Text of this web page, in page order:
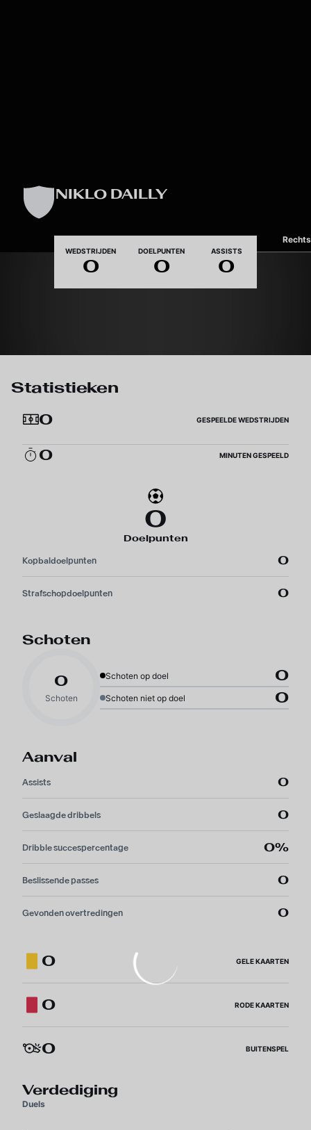
NIKLO DAILLY
Rechts
WEDSTRIJDEN
0
DOELPUNTEN
0
ASSISTS
0
Statistieken
0
GESPEELDE WEDSTRIJDEN
0 MINUTEN GESPEELD
0
Doelpunten
Kopbaldoelpunten 0
Strafschopdoelpunten 0
Schoten
0
Schoten
Schoten op doel 0
Schoten niet op doel 0
Aanval
Assists 0
Geslaagde dribbels 0
Dribble succespercentage 0%
Beslissende passes 0
Gevonden overtredingen 0
0 GELE KAARTEN
0 RODE KAARTEN
0 BUITENSPEL
Verdediging
Duels